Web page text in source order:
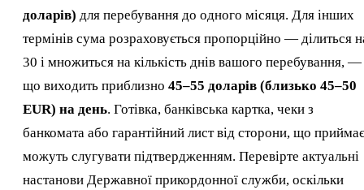
доларів) для перебування до одного місяця. Для інших
термінів сума розраховується пропорційно — ділиться
30 і множиться на кількість днів вашого перебування, —
що виходить приблизно 45–55 доларів (близько 45–50
EUR) на день. Готівка, банківська картка, чеки з
банкомата або гарантійний лист від сторони, що
можуть слугувати підтвердженням. Перевірте актуальні
настанови Державної прикордонної служби, оскільки